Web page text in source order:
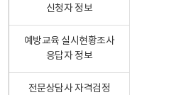
신청자 정보
예방교육 실시현황조사
응답자 정보
전문상담사 자격검정